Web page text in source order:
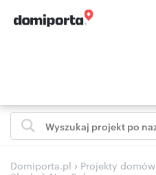
Domiporta.pl › Projekty domów